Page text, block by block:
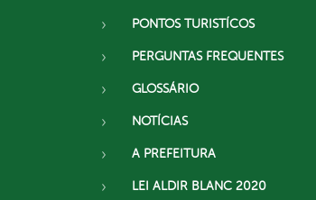
PONTOS TURISTÍCOS
PERGUNTAS FREQUENTES
GLOSSÁRIO
NOTÍCIAS
A PREFEITURA
LEI ALDIR BLANC 2020